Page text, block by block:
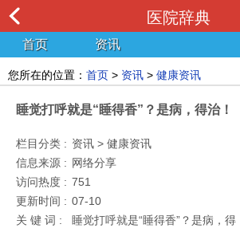
医院辞典
首页 资讯
您所在的位置： 首页 > 资讯 > 健康资讯
睡觉打呼就是“睡得香”？是病，得治！
栏目分类 : 资讯 > 健康资讯
信息来源 : 网络分享
访问热度 : 751
更新时间 : 07-10
关 键 词 :
睡觉打呼就是“睡得香”？是病，得